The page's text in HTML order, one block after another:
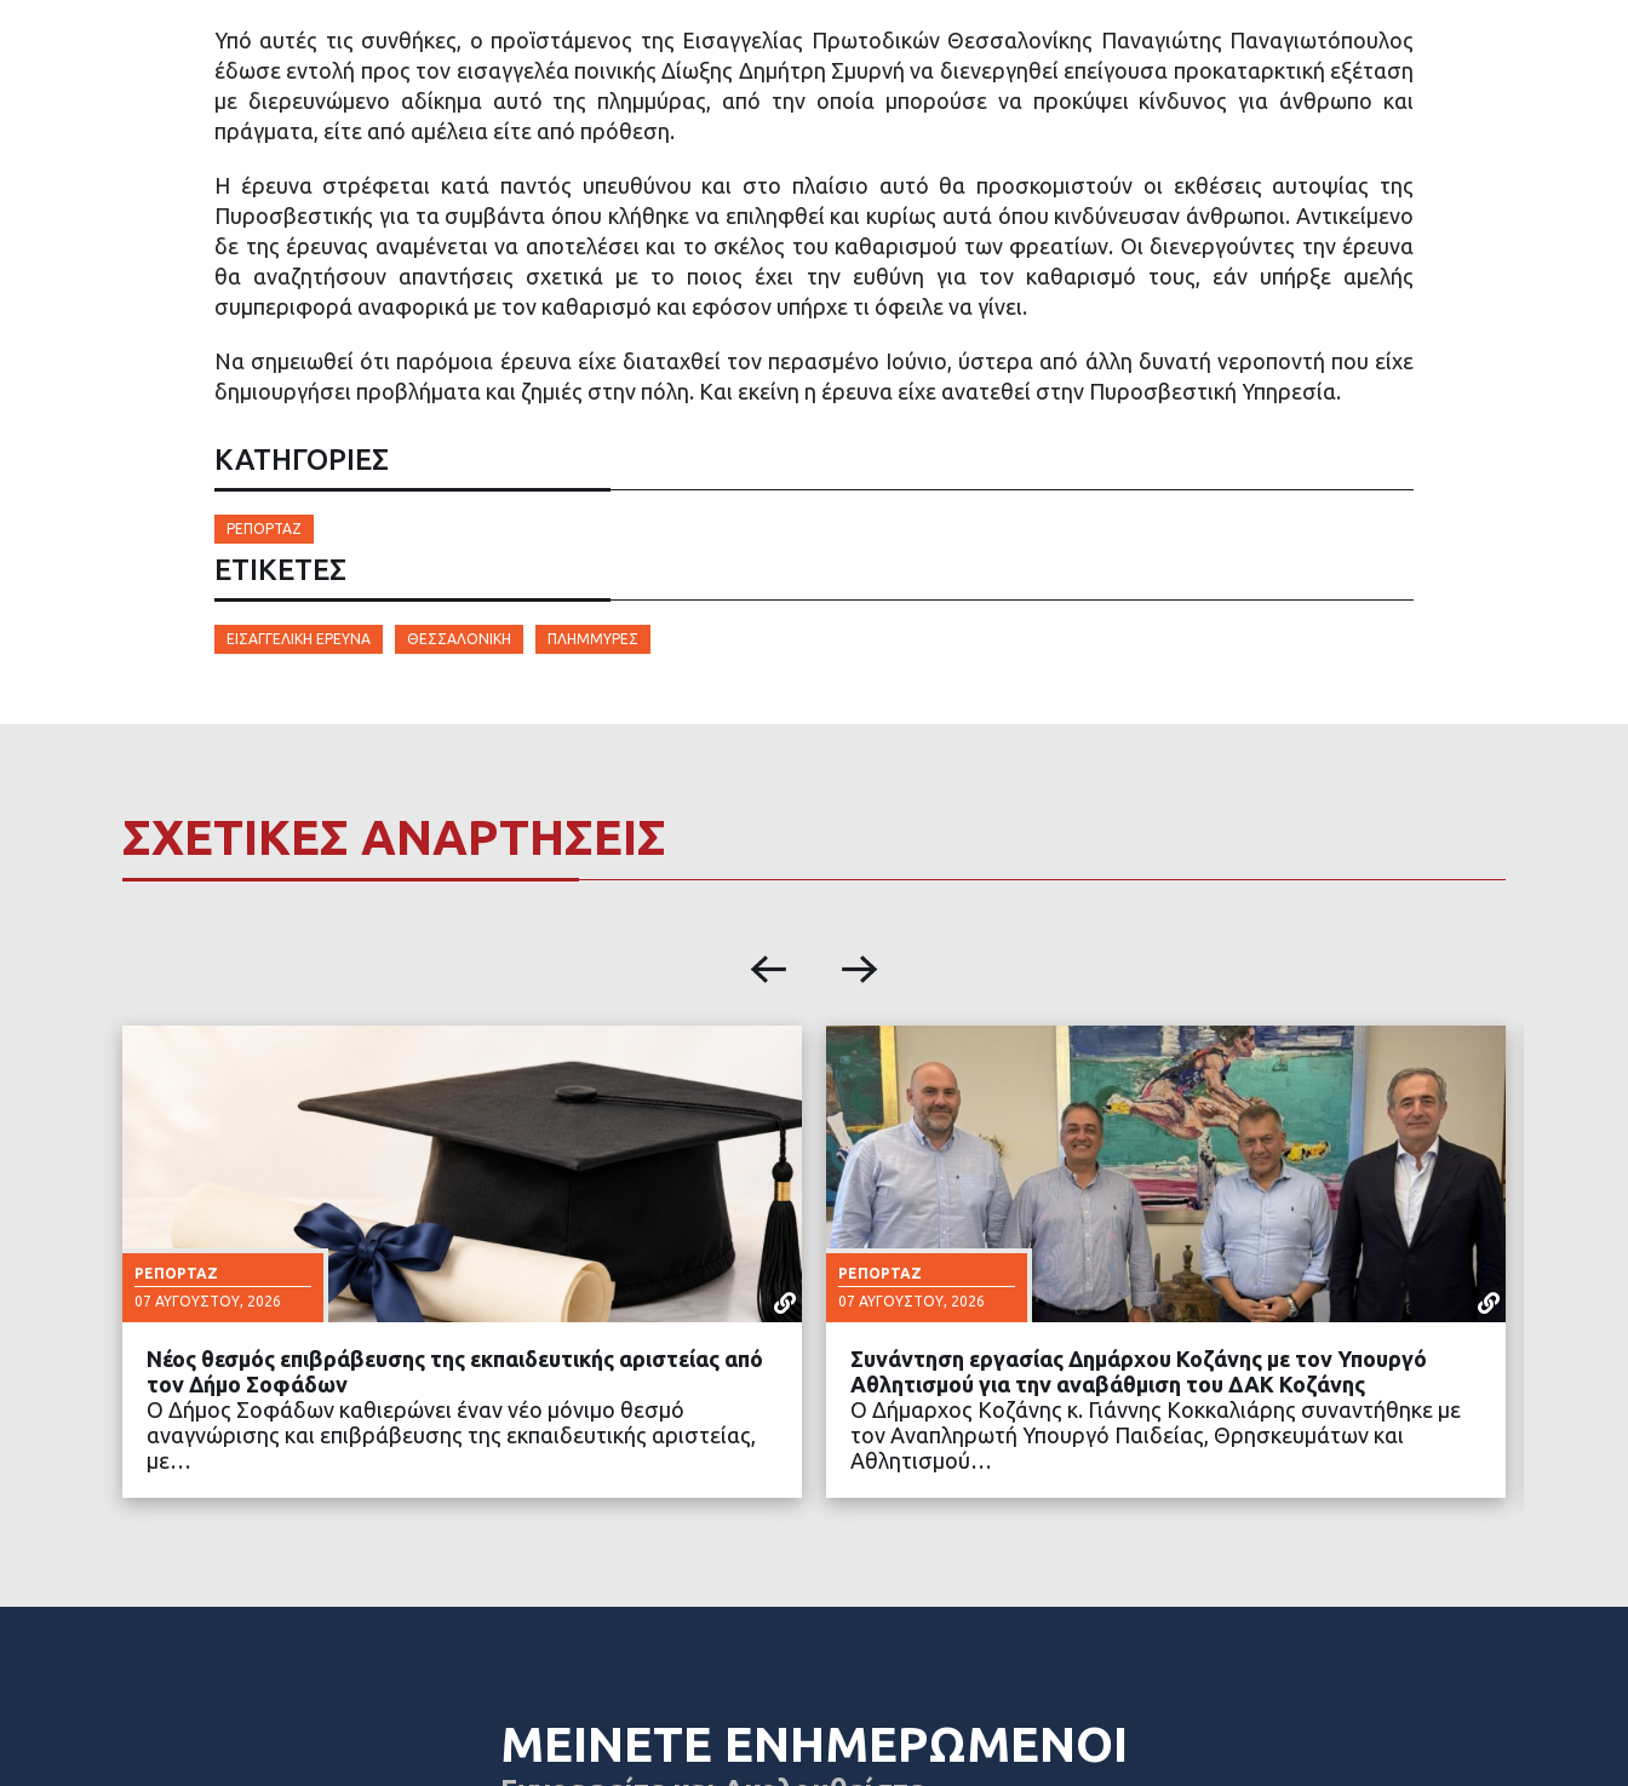
Υπό αυτές τις συνθήκες, ο προϊστάμενος της Εισαγγελίας Πρωτοδικών Θεσσαλονίκης Παναγιώτης Παναγιωτόπουλος
έδωσε εντολή προς τον εισαγγελέα ποινικής Δίωξης Δημήτρη Σμυρνή να διενεργηθεί επείγουσα προκαταρκτική εξέταση
με διερευνώμενο αδίκημα αυτό της πλημμύρας, από την οποία μπορούσε να προκύψει κίνδυνος για άνθρωπο και
πράγματα, είτε από αμέλεια είτε από πρόθεση.
Η έρευνα στρέφεται κατά παντός υπευθύνου και στο πλαίσιο αυτό θα προσκομιστούν οι εκθέσεις αυτοψίας της
Πυροσβεστικής για τα συμβάντα όπου κλήθηκε να επιληφθεί και κυρίως αυτά όπου κινδύνευσαν άνθρωποι. Αντικείμενο
δε της έρευνας αναμένεται να αποτελέσει και το σκέλος του καθαρισμού των φρεατίων. Οι διενεργούντες την έρευνα
θα αναζητήσουν απαντήσεις σχετικά με το ποιος έχει την ευθύνη για τον καθαρισμό τους, εάν υπήρξε αμελής
συμπεριφορά αναφορικά με τον καθαρισμό και εφόσον υπήρχε τι όφειλε να γίνει.
Να σημειωθεί ότι παρόμοια έρευνα είχε διαταχθεί τον περασμένο Ιούνιο, ύστερα από άλλη δυνατή νεροποντή που είχε
δημιουργήσει προβλήματα και ζημιές στην πόλη. Και εκείνη η έρευνα είχε ανατεθεί στην Πυροσβεστική Υπηρεσία.
ΚΑΤΗΓΟΡΙΕΣ
ΡΕΠΟΡΤΆΖ
ΕΤΙΚΈΤΕΣ
ΕΙΣΑΓΓΕΛΙΚΉ ΈΡΕΥΝΑ ΘΕΣΣΑΛΟΝΊΚΗ ΠΛΗΜΜΎΡΕΣ
ΣΧΕΤΙΚΕΣ ΑΝΑΡΤΗΣΕΙΣ
ΡΕΠΟΡΤΆΖ
07 ΑΥΓΟΎΣΤΟΥ, 2026
Νέος θεσμός επιβράβευσης της εκπαιδευτικής αριστείας από
τον Δήμο Σοφάδων
Ο Δήμος Σοφάδων καθιερώνει έναν νέο μόνιμο θεσμό
αναγνώρισης και επιβράβευσης της εκπαιδευτικής αριστείας,
με…
ΡΕΠΟΡΤΆΖ
07 ΑΥΓΟΎΣΤΟΥ, 2026
Συνάντηση εργασίας Δημάρχου Κοζάνης με τον Υπουργό
Αθλητισμού για την αναβάθμιση του ΔΑΚ Κοζάνης
Ο Δήμαρχος Κοζάνης κ. Γιάννης Κοκκαλιάρης συναντήθηκε με
τον Αναπληρωτή Υπουργό Παιδείας, Θρησκευμάτων και
Αθλητισμού…
ΜΕΙΝΕΤΕ ΕΝΗΜΕΡΩΜΕΝΟΙ